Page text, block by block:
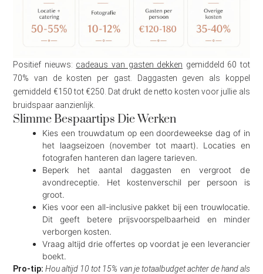
Positief nieuws: cadeaus van gasten dekken gemiddeld 60 tot
70% van de kosten per gast. Daggasten geven als koppel
gemiddeld €150 tot €250. Dat drukt de netto kosten voor jullie als
bruidspaar aanzienlijk.
Slimme Bespaartips Die Werken
Kies een trouwdatum op een doordeweekse dag of in
het laagseizoen (november tot maart). Locaties en
fotografen hanteren dan lagere tarieven.
Beperk het aantal daggasten en vergroot de
avondreceptie. Het kostenverschil per persoon is
groot.
Kies voor een all-inclusive pakket bij een trouwlocatie.
Dit geeft betere prijsvoorspelbaarheid en minder
verborgen kosten.
Vraag altijd drie offertes op voordat je een leverancier
boekt.
Pro-tip: Hou altijd 10 tot 15% van je totaalbudget achter de hand als